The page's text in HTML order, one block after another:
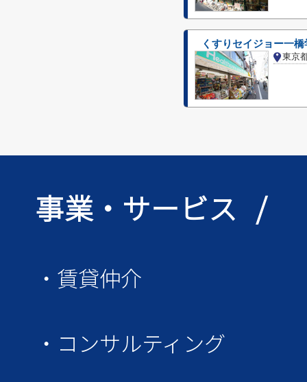
くすりセイジョー一
東京
事業・サービス /
・賃貸仲介
・コンサルティング